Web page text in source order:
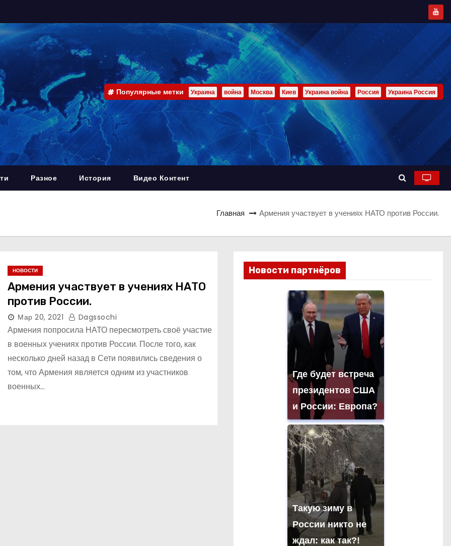
Популярные метки Украина война Москва Киев Украина война Россия Украина Россия
Разное История Видео Контент
Главная Армения участвует в учениях НАТО против России.
НОВОСТИ
Армения участвует в учениях НАТО
против России.
Мар 20, 2021 Dagssochi
Армения попросила НАТО пересмотреть своё участие
в военных учениях против России. После того, как
несколько дней назад в Сети появились сведения о
том, что Армения является одним из участников
военных…
Новости партнёров
Где будет встреча
президентов США
и России: Европа?
Такую зиму в
России никто не
ждал: как так?!